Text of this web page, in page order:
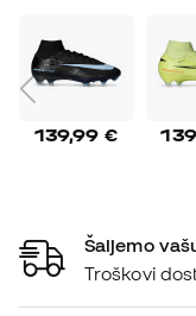
139,99 €
Šaljemo
Troškovi